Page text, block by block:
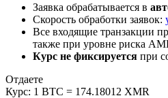
Заявка обрабатывается в
Скорость обработки заявок:
Все входящие транзакции
также при уровне риска
Курс не фиксируется при
Отдаете
Курс: 1 BTC = 174.18012 XMR